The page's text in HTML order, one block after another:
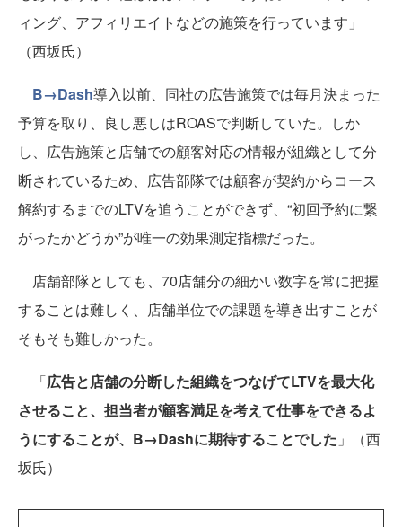
ィング、アフィリエイトなどの施策を行っています」
（西坂氏）
B→Dash導入以前、同社の広告施策では毎月決まった
予算を取り、良し悪しはROASで判断していた。しか
し、広告施策と店舗での顧客対応の情報が組織として分
断されているため、広告部隊では顧客が契約からコース
解約するまでのLTVを追うことができず、“初回予約に繋
がったかどうか”が唯一の効果測定指標だった。
店舗部隊としても、70店舗分の細かい数字を常に把握
することは難しく、店舗単位での課題を導き出すことが
そもそも難しかった。
「広告と店舗の分断した組織をつなげてLTVを最大化
させること、担当者が顧客満足を考えて仕事をできるよ
うにすることが、B→Dashに期待することでした 」（西
坂氏）